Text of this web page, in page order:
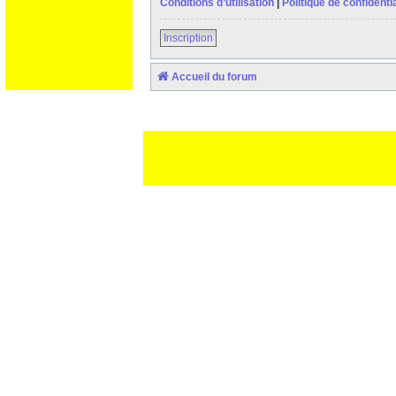
Conditions d’utilisation
Politique de
Inscription
Accueil du forum